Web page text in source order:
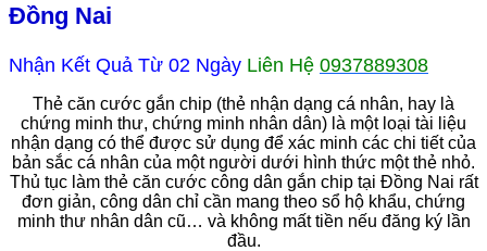
Đồng Nai
Nhận Kết Quả Từ 02 Ngày Liên Hệ 0937889308
Thẻ căn cước gắn chip (thẻ nhận dạng cá nhân, hay là
chứng minh thư, chứng minh nhân dân) là một loại tài liệu
nhận dạng có thể được sử dụng để xác minh các chi tiết của
bản sắc cá nhân của một người dưới hình thức một thẻ nhỏ.
Thủ tục làm thẻ căn cước công dân gắn chip tại Đồng Nai rất
đơn giản, công dân chỉ cần mang theo sổ hộ khẩu, chứng
minh thư nhân dân cũ… và không mất tiền nếu đăng ký lần
đầu.